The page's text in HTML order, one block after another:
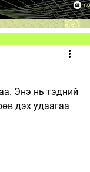
Энэ нь тэдний
дэх удаагаа